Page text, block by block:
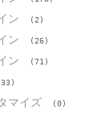
ン (2)
ン (26)
ン (71)
マイズ (0)